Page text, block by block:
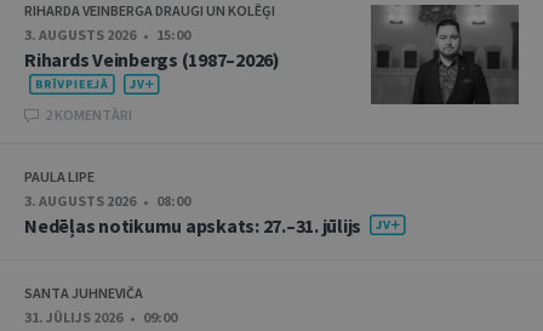
RIHARDA VEINBERGA DRAUGI UN KOLĒĢI
3. AUGUSTS 2026 • 15:00
Rihards Veinbergs (1987–2026)
2 KOMENTĀRI
PAULA LIPE
3. AUGUSTS 2026 • 08:00
Nedēļas notikumu apskats: 27.–31. jūlijs
SANTA JUHNEVIČA
31. JŪLIJS 2026 • 09:00